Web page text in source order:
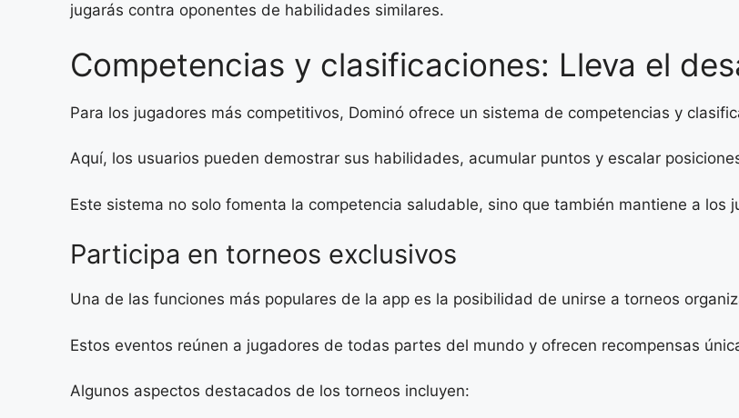
jugarás contra oponentes de habilidades similares.
Competencias y clasificaciones: Lleva el
Para los jugadores más competitivos, Dominó ofrece un sistema de competencias y
Aquí, los usuarios pueden demostrar sus habilidades, acumular puntos y escalar
Este sistema no solo fomenta la competencia saludable, sino que también mantiene a los
Participa en torneos exclusivos
Una de las funciones más populares de la app es la posibilidad de unirse a torneos
Estos eventos reúnen a jugadores de todas partes del mundo y ofrecen recompensas
Algunos aspectos destacados de los torneos incluyen: